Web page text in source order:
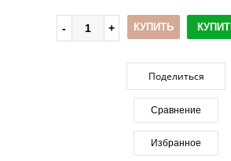
КУПИТЬ
Поделиться
Сравнение
Избранное